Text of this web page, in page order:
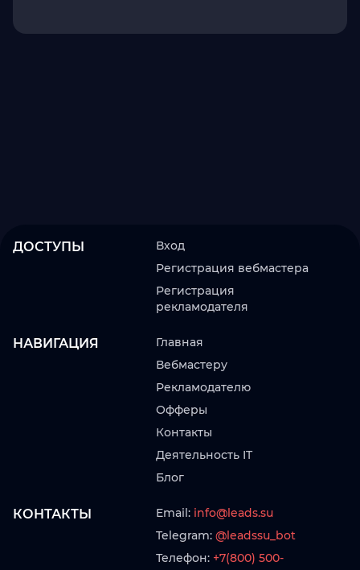
ДОСТУПЫ
Вход
Регистрация вебмастера
Регистрация
рекламодателя
НАВИГАЦИЯ
Главная
Вебмастеру
Рекламодателю
Офферы
Контакты
Деятельность IT
Блог
КОНТАКТЫ Email: info@leads.su
Telegram: @leadssu_bot
Телефон: +7(800) 500-